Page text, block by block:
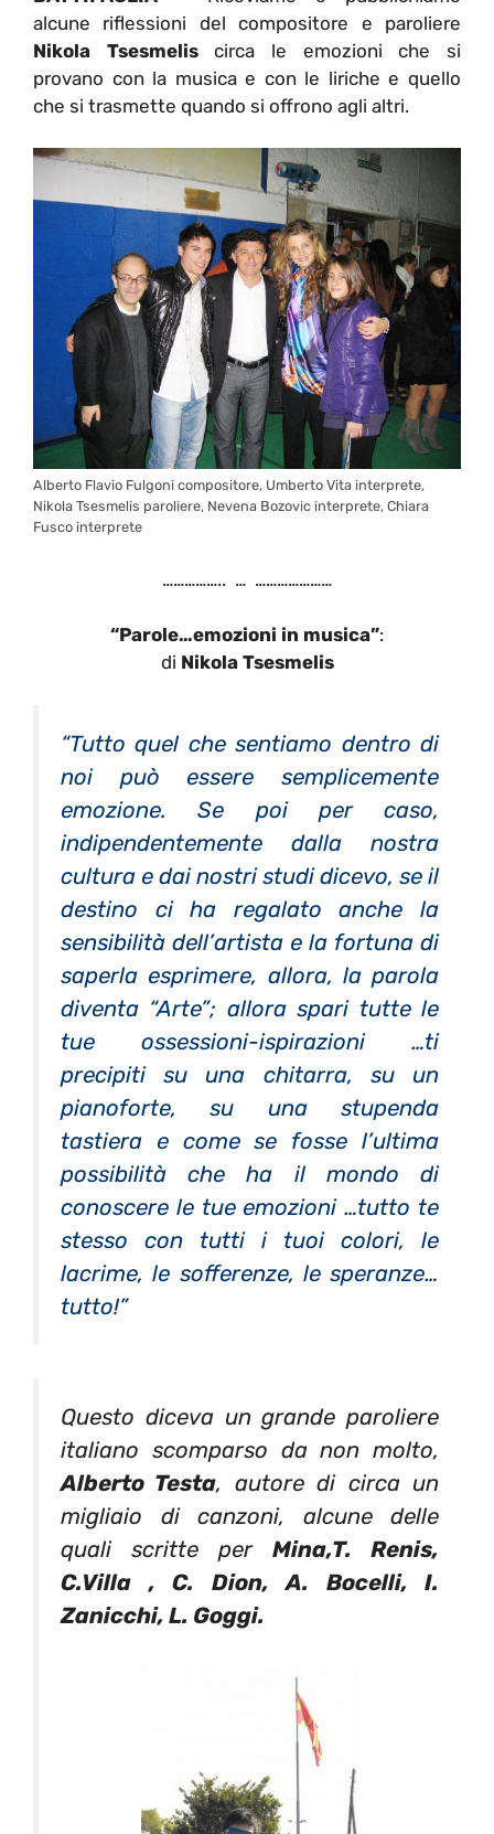
alcune riflessioni del compositore e paroliere
Nikola Tsesmeliscirca le emozioni che si
provano con la musica e con le liriche e quello
che si trasmette quando si offrono agli altri.
Alberto Flavio Fulgoni compositore, Umberto Vita interprete,
Nikola Tsesmelis paroliere, Nevena Bozovic interprete, Chiara
Fusco interprete
…………….. … …………………
“Parole…emozioni in musica”:
di Nikola Tsesmelis
“Tutto quel che sentiamo dentro di
noi può essere semplicemente
emozione. Se poi per caso,
indipendentemente dalla nostra
cultura e dai nostri studi dicevo, se il
destino ci ha regalato anche la
sensibilità dell’artista e la fortuna di
saperla esprimere, allora, la parola
diventa “Arte”; allora spari tutte le
tue ossessioni-ispirazioni …ti
precipiti su una chitarra, su un
pianoforte, su una stupenda
tastiera e come se fosse l’ultima
possibilità che ha il mondo di
conoscere le tue emozioni …tutto te
stesso con tutti i tuoi colori, le
lacrime, le sofferenze, le speranze…
tutto!”
Questo diceva un grande paroliere
italiano scomparso da non molto,
Alberto Testa, autore di circa un
migliaio di canzoni, alcune delle
quali scritte per Mina,T. Renis,
C.Villa , C. Dion, A. Bocelli, I.
Zanicchi, L. Goggi.